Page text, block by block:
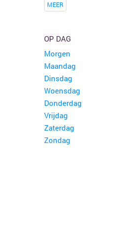
MEER
OP DAG
Morgen
Maandag
Dinsdag
Woensdag
Donderdag
Vrijdag
Zaterdag
Zondag